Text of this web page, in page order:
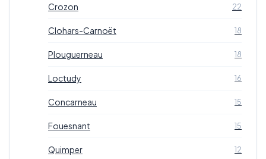
Crozon 22
Clohars-Carnoët 18
Plouguerneau 18
Loctudy 16
Concarneau 15
Fouesnant 15
Quimper 12